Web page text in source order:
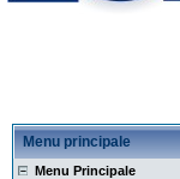
Menu principale
Menu Principale